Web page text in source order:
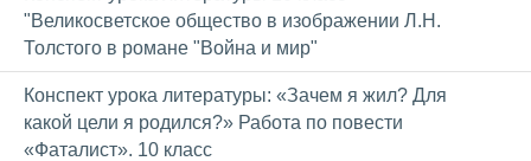
"Великосветское общество в изображении Л.Н.
Толстого в романе "Война и мир"
Конспект урока литературы: «Зачем я жил? Для
какой цели я родился?» Работа по повести
«Фаталист». 10 класс